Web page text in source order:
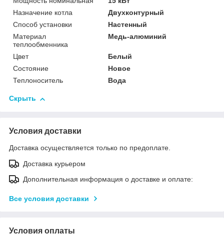
Назначение котла
Двухконтурный
Способ установки
Настенный
Материал
теплообменника
Медь-алюминий
Цвет
Белый
Состояние
Новое
Теплоноситель
Вода
Скрыть
Условия доставки
Доставка осуществляется только по предоплате.
Доставка курьером
Дополнительная информация о доставке и оплате:
Все условия доставки
Условия оплаты